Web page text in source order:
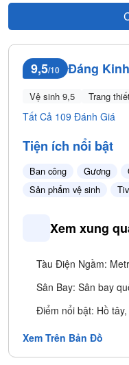
9,5/10 Đáng
Vệ sinh 9,5 Trang
Tất Cả 109 Đánh Giá
Tiện ích nổi bật
Ban công Gương
Sản phẩm vệ sinh
Xem xung
Tàu Điện Ngầm:
Sân Bay: Sân bay
Điểm nổi bật: Hồ
Xem Trên Bản Đồ